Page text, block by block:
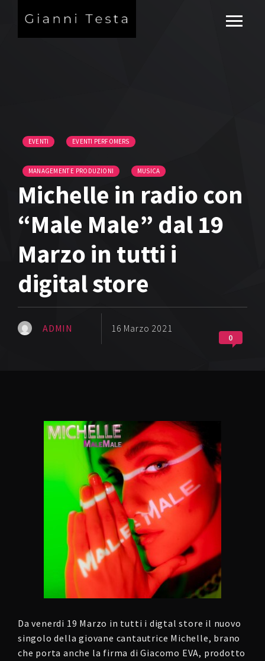
EVENTI EVENTI PERFOMERS
MANAGEMENT E PRODUZIONI MUSICA
Michelle in radio con
“Male Male” dal 19
Marzo in tutti i
digital store
ADMIN 16 Marzo 2021
0
Da venerdi 19 Marzo in tutti i digtal store il nuovo
singolo della giovane cantautrice Michelle, brano
che porta anche la firma di Giacomo EVA, prodotto